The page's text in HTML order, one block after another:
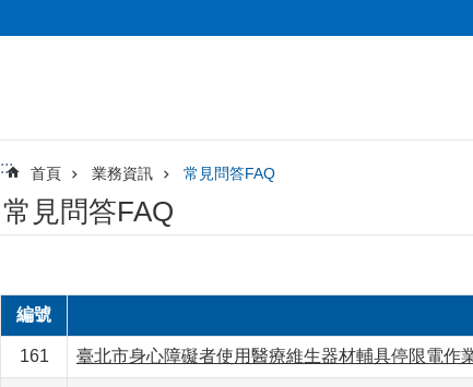
::: 首頁 業務資訊 常見問答FAQ
常見問答FAQ
編號
161 臺北市身心障礙者使用醫療維生器材輔具停限電作